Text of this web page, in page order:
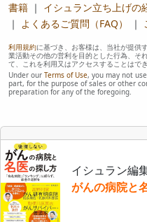
書籍 ｜ イシュラン立ち上げの
｜ よくあるご質問（FAQ） ｜
利用規約に基づき、お客様は、当社が提供
業活動その他の営利を目的とした行為、そ
て、これを利用又はアクセスすることはでき
Under our Terms of Use, you may not
part, for the purpose of sales or other
preparation for any of the foregoing.
イシュラン編
がんの病院と